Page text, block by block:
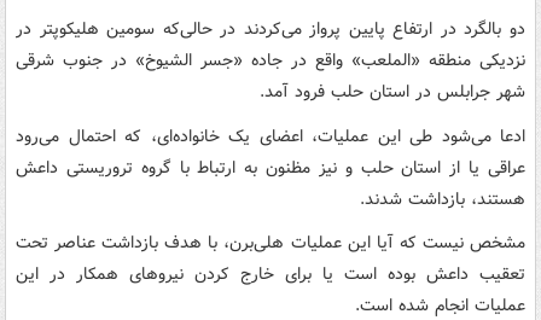
دو بالگرد در ارتفاع پایین پرواز می‌کردند در حالی‌که سومین هلیکوپتر در
نزدیکی منطقه «الملعب» واقع در جاده «جسر الشیوخ» در جنوب شرقی
شهر جرابلس در استان حلب فرود آمد.
ادعا می‌شود طی این عملیات، اعضای یک خانواده‌ای، که احتمال می‌رود
عراقی یا از استان حلب و نیز مظنون به ارتباط با گروه تروریستی داعش
هستند، بازداشت شدند.
مشخص نیست که آیا این عملیات هلی‌برن، با هدف بازداشت عناصر تحت
تعقیب داعش بوده است یا برای خارج کردن نیروهای همکار در این
عملیات انجام شده است.